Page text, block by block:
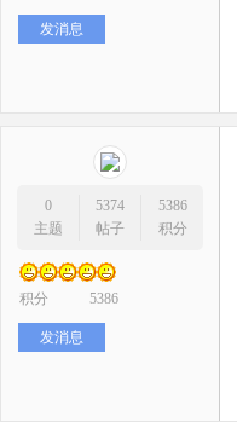
发消息
0
主题
5374
帖子
5386
积分
积分 5386
发消息